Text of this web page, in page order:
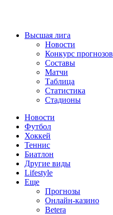
Высшая лига
Новости
Конкурс прогнозов
Составы
Матчи
Таблица
Статистика
Стадионы
Новости
Футбол
Хоккей
Теннис
Биатлон
Другие виды
Lifestyle
Еще
Прогнозы
Онлайн-казино
Betera